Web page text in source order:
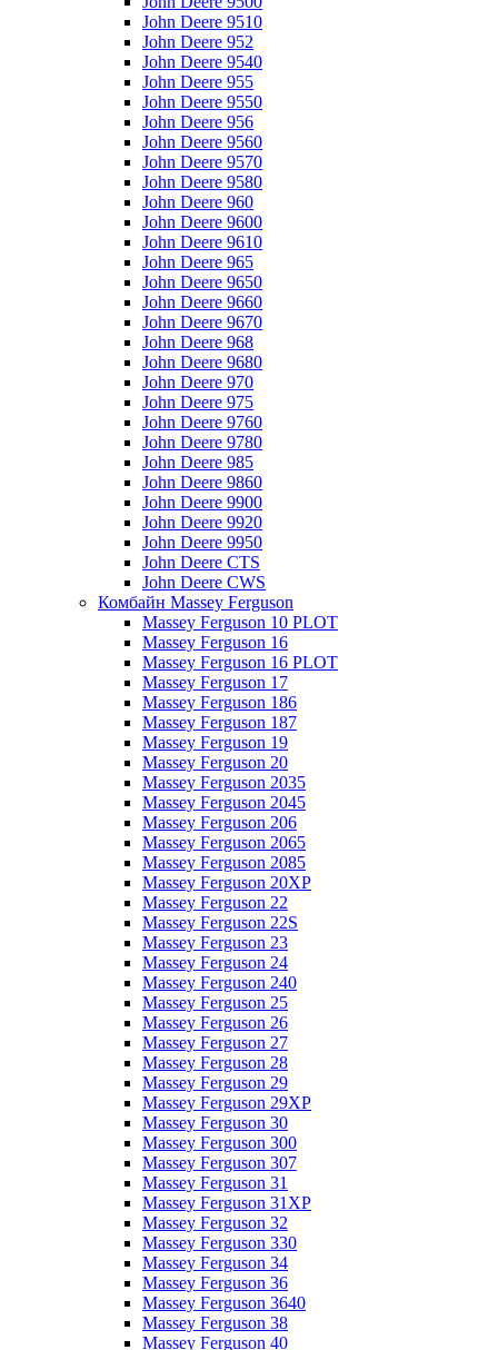
John Deere 9510
John Deere 952
John Deere 9540
John Deere 955
John Deere 9550
John Deere 956
John Deere 9560
John Deere 9570
John Deere 9580
John Deere 960
John Deere 9600
John Deere 9610
John Deere 965
John Deere 9650
John Deere 9660
John Deere 9670
John Deere 968
John Deere 9680
John Deere 970
John Deere 975
John Deere 9760
John Deere 9780
John Deere 985
John Deere 9860
John Deere 9900
John Deere 9920
John Deere 9950
John Deere CTS
John Deere CWS
Комбайн Massey Ferguson
Massey Ferguson 10 PLOT
Massey Ferguson 16
Massey Ferguson 16 PLOT
Massey Ferguson 17
Massey Ferguson 186
Massey Ferguson 187
Massey Ferguson 19
Massey Ferguson 20
Massey Ferguson 2035
Massey Ferguson 2045
Massey Ferguson 206
Massey Ferguson 2065
Massey Ferguson 2085
Massey Ferguson 20XP
Massey Ferguson 22
Massey Ferguson 22S
Massey Ferguson 23
Massey Ferguson 24
Massey Ferguson 240
Massey Ferguson 25
Massey Ferguson 26
Massey Ferguson 27
Massey Ferguson 28
Massey Ferguson 29
Massey Ferguson 29XP
Massey Ferguson 30
Massey Ferguson 300
Massey Ferguson 307
Massey Ferguson 31
Massey Ferguson 31XP
Massey Ferguson 32
Massey Ferguson 330
Massey Ferguson 34
Massey Ferguson 36
Massey Ferguson 3640
Massey Ferguson 38
Massey Ferguson 40